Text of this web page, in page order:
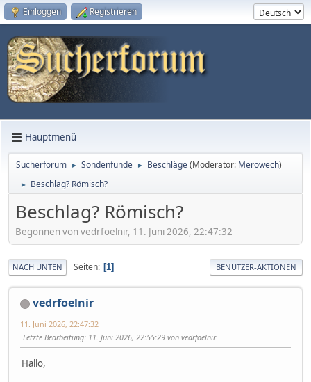
Einloggen Registrieren
Hauptmenü
Sucherforum ► Sondenfunde ► Beschläge(Moderator: Merowech)
► Beschlag? Römisch?
Beschlag? Römisch?
Begonnen von vedrfoelnir, 11. Juni 2026, 22:47:32
NACH UNTEN Seiten 1 BENUTZER-AKTIONEN
vedrfoelnir
11. Juni 2026, 22:47:32
Letzte Bearbeitung: 11. Juni 2026, 22:55:29 von vedrfoelnir
Hallo,